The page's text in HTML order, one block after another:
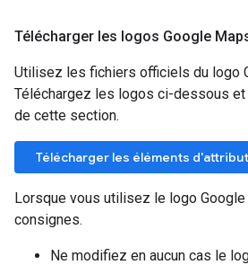
Télécharger les logos Google
Utilisez les fichiers officiels du logo
Téléchargez les logos ci-dessous
de cette section.
Télécharger les éléments
Lorsque vous utilisez le logo
consignes.
Ne modifiez en aucun cas le